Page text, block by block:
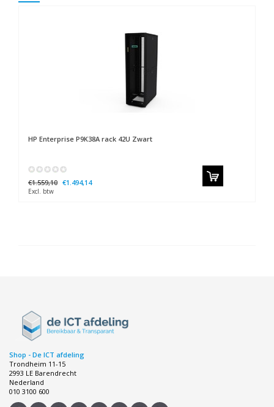
HP Enterprise P9K38A rack 42U Zwart
€1.559,10 €1.494,14
Excl. btw
Shop - De ICT afdeling
Trondheim 11-15
2993 LE Barendrecht
Nederland
010 3100 600